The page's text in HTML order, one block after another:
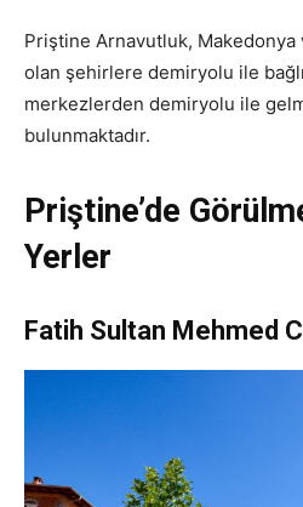
Priştine Arnavutluk, Makedonya
olan şehirlere demiryolu ile
merkezlerden demiryolu ile
bulunmaktadır.
Priştine’de
Yerler
Fatih Sultan Mehmed